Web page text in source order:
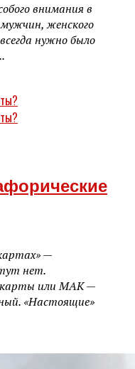
внимания в
женского
нужно было
—
нет.
карты или МАК —
«Настоящие»